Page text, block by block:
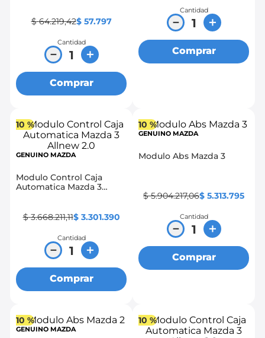
$ 64.219,42$ 57.797
Cantidad
＋
－
Comprar
Cantidad
＋
－
Comprar
10 %
GENUINO MAZDA
Modulo Control Caja
Automatica Mazda 3
$ 3.668.211,11$ 3.301.390
Cantidad
＋
－
Comprar
10 %
GENUINO MAZDA
Modulo Abs Mazda 3
$ 5.904.217,06$ 5.313.795
Cantidad
＋
－
Comprar
10 %
GENUINO MAZDA
10 %